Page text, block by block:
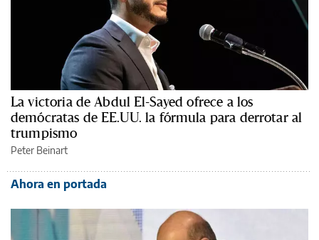
La victoria de Abdul El-Sayed ofrece a los
demócratas de EE.UU. la fórmula para derrotar al
trumpismo
Peter Beinart
Ahora en portada